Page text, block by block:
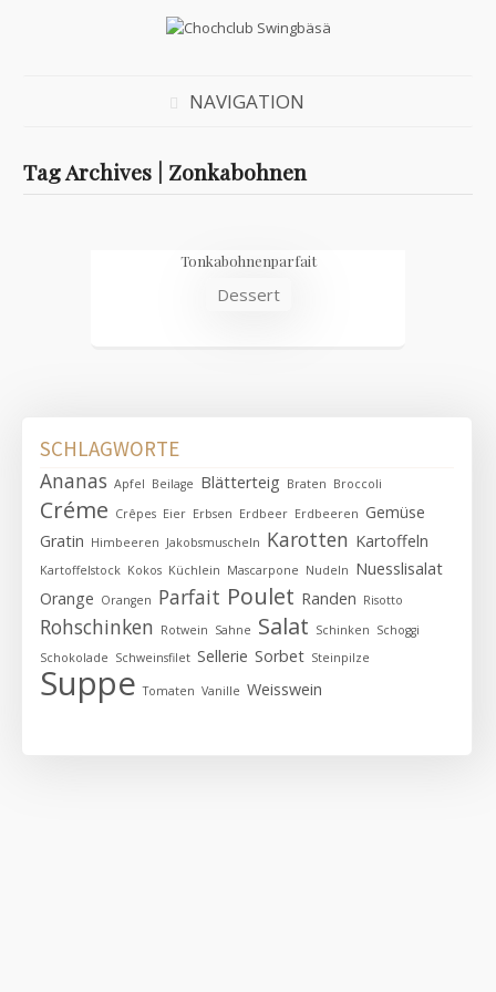
NAVIGATION
Tag Archives | Zonkabohnen
Tonkabohnenparfait
Dessert
SCHLAGWORTE
Ananas Apfel Beilage Blätterteig Braten Broccoli
Créme Crêpes Eier Erbsen Erdbeer Erdbeeren Gemüse
Gratin Himbeeren Jakobsmuscheln Karotten Kartoffeln
Kartoffelstock Kokos Küchlein Mascarpone Nudeln Nuesslisalat
Orange Orangen Parfait Poulet Randen Risotto
Rohschinken Rotwein Sahne Salat Schinken Schoggi
Schokolade Schweinsfilet Sellerie Sorbet Steinpilze
Suppe Tomaten Vanille Weisswein